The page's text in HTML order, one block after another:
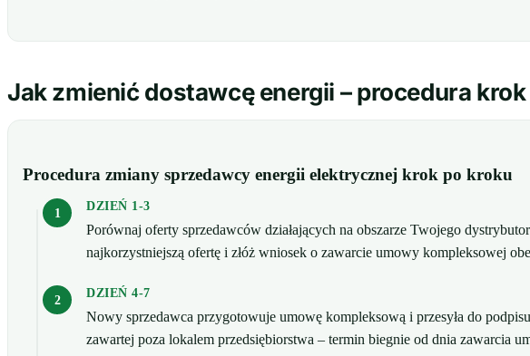
Jak zmienić dostawcę energii – procedura
Procedura zmiany sprzedawcy energii elektrycznej krok po kroku
DZIEŃ 1-3
Porównaj oferty sprzedawców działających na obszarze Twojego
najkorzystniejszą ofertę i złóż wniosek o zawarcie umowy kompleksowej
DZIEŃ 4-7
Nowy sprzedawca przygotowuje umowę kompleksową i przesyła do
zawartej poza lokalem przedsiębiorstwa – termin biegnie od dnia zawarcia